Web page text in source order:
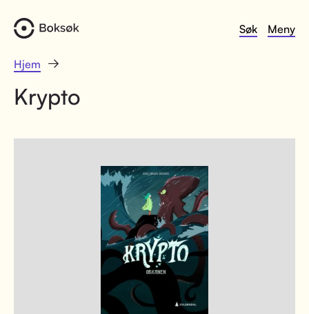
Søk Meny
Hjem
Krypto